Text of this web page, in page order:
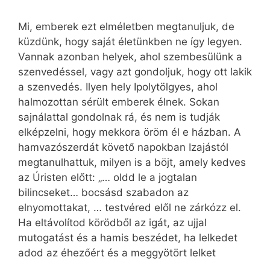
Mi, emberek ezt elméletben megtanuljuk, de
küzdünk, hogy saját életünkben ne így legyen.
Vannak azonban helyek, ahol szembesülünk a
szenvedéssel, vagy azt gondoljuk, hogy ott lakik
a szenvedés. Ilyen hely Ipolytölgyes, ahol
halmozottan sérült emberek élnek. Sokan
sajnálattal gondolnak rá, és nem is tudják
elképzelni, hogy mekkora öröm él e házban. A
hamvazószerdát követő napokban Izajástól
megtanulhattuk, milyen is a böjt, amely kedves
az Úristen előtt: „… oldd le a jogtalan
bilincseket… bocsásd szabadon az
elnyomottakat, … testvéred elől ne zárkózz el.
Ha eltávolítod körödből az igát, az ujjal
mutogatást és a hamis beszédet, ha lelkedet
adod az éhezőért és a meggyötört lelket